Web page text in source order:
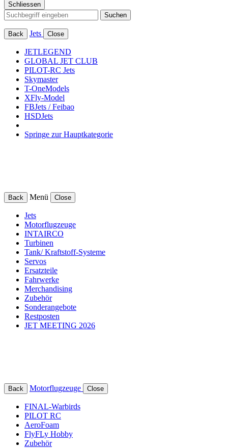
Schliessen
Suchen
Back Jets Close
JETLEGEND
GLOBAL JET CLUB
PILOT-RC Jets
Skymaster
T-OneModels
XFly-Model
FBJets / Feibao
HSDJets
Springe zur Hauptkategorie
Back Menü Close
Jets
Motorflugzeuge
INTAIRCO
Turbinen
Tank/ Kraftstoff-Systeme
Servos
Ersatzteile
Fahrwerke
Merchandising
Zubehör
Sonderangebote
Restposten
JET MEETING 2026
Back Motorflugzeuge Close
FINAL-Warbirds
PILOT RC
AeroFoam
FlyFLy Hobby
Zubehör